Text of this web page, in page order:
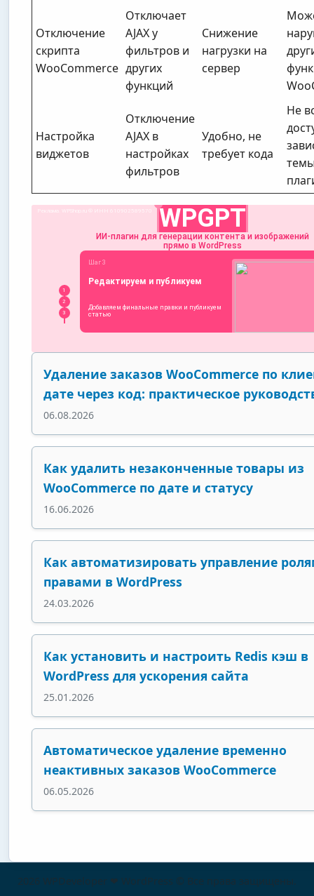
Отключение
скрипта
WooCommerce
Отключает
AJAX у
фильтров и
других
функций
Снижение
нагрузки на
сервер
Настройка
виджетов
Отключение
AJAX в
настройках
фильтров
Удобно, не
требует кода
Не
Удаление заказов WooCommerce по
дате через код: практическое
06.08.2026
Как удалить незаконченные товары из
WooCommerce по дате и статусу
16.06.2026
Как автоматизировать управление
правами в WordPress
24.03.2026
Как установить и настроить Redis кэш в
WordPress для ускорения сайта
25.01.2026
Автоматическое удаление временно
неактивных заказов WooCommerce
06.05.2026
2026 WPDeveloper ❤ WordPress © Все права защищены.